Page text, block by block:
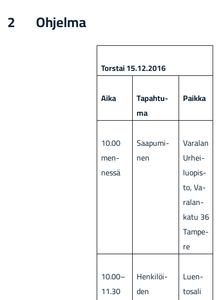
2 Oh­jel­ma
Tors­tai 15.12.2016
Aika
Ta­pah­tu­
ma
Paik­ka
10.00
men­
nes­sä
Saa­pu­mi­
nen
Va­ra­lan
Ur­hei­
luo­pis­
to, Va­
ra­lan­
ka­tu 36
Tam­pe­
re
10.00–
11.30
Hen­ki­löi­
den
Luen­
to­sa­li